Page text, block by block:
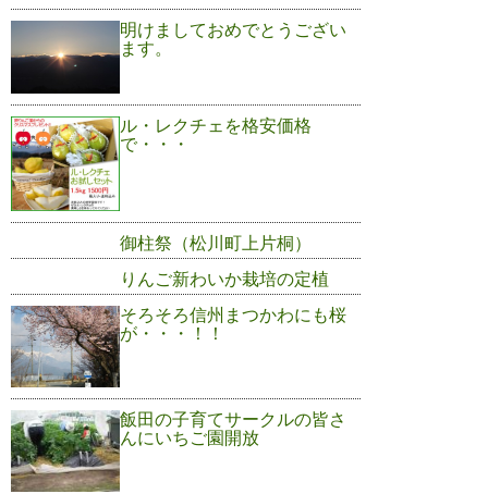
明けましておめでとうござい
ます。
ル・レクチェを格安価格
で・・・
御柱祭（松川町上片桐）
りんご新わいか栽培の定植
そろそろ信州まつかわにも桜
が・・・！！
飯田の子育てサークルの皆さ
んにいちご園開放